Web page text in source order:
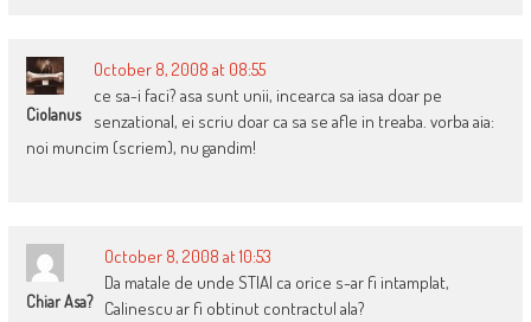
Ciolanus
October 8, 2008 at 08:55
ce sa-i faci? asa sunt unii, incearca sa iasa doar pe
senzational, ei scriu doar ca sa se afle in treaba. vorba aia:
noi muncim (scriem), nu gandim!
Chiar Asa?
October 8, 2008 at 10:53
Da matale de unde STIAI ca orice s-ar fi intamplat,
Calinescu ar fi obtinut contractul ala?